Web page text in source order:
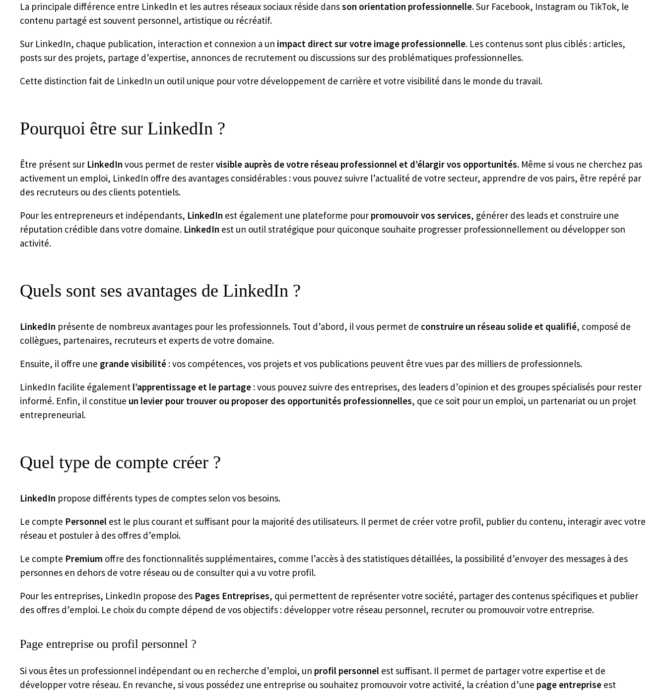
La principale différence entre LinkedIn et les autres réseaux sociaux réside dansson orientation professionnelle. Sur Facebook, Instagram ou TikTok, le
contenu partagé est souvent personnel, artistique ou récréatif.
Sur LinkedIn, chaque publication, interaction et connexion a un impact direct sur votre image professionnelle. Les contenus sont plus ciblés : articles,
posts sur des projets, partage d’expertise, annonces de recrutement ou discussions sur des problématiques professionnelles.
Cette distinction fait de LinkedIn un outil unique pour votre développement de carrière et votre visibilité dans le monde du travail.
Pourquoi être sur LinkedIn ?
Être présent sur LinkedIn vous permet de restervisible auprès de votre réseau professionnel et d’élargir vos opportunités. Même si vous ne cherchez pas
activement un emploi, LinkedIn offre des avantages considérables : vous pouvez suivre l’actualité de votre secteur, apprendre de vos pairs, être repéré par
des recruteurs ou des clients potentiels.
Pour les entrepreneurs et indépendants, LinkedIn est également une plateforme pour promouvoir vos services, générer des leads et construire une
réputation crédible dans votre domaine. LinkedIn est un outil stratégique pour quiconque souhaite progresser professionnellement ou développer son
activité.
Quels sont ses avantages de LinkedIn ?
LinkedIn présente de nombreux avantages pour les professionnels. Tout d’abord, il vous permet de construire un réseau solide et qualifié, composé de
collègues, partenaires, recruteurs et experts de votre domaine.
Ensuite, il offre une grande visibilité : vos compétences, vos projets et vos publications peuvent être vues par des milliers de professionnels.
LinkedIn facilite également l’apprentissage et le partage : vous pouvez suivre des entreprises, des leaders d’opinion et des groupes spécialisés pour rester
informé. Enfin, il constitue un levier pour trouver ou proposer des opportunités professionnelles, que ce soit pour un emploi, un partenariat ou un projet
entrepreneurial.
Quel type de compte créer ?
LinkedIn propose différents types de comptes selon vos besoins.
Le compte Personnel est le plus courant et suffisant pour la majorité des utilisateurs. Il permet de créer votre profil, publier du contenu, interagir avec votre
réseau et postuler à des offres d’emploi.
Le compte Premium offre des fonctionnalités supplémentaires, comme l’accès à des statistiques détaillées, la possibilité d’envoyer des messages à des
personnes en dehors de votre réseau ou de consulter qui a vu votre profil.
Pour les entreprises, LinkedIn propose des Pages Entreprises, qui permettent de représenter votre société, partager des contenus spécifiques et publier
des offres d’emploi. Le choix du compte dépend de vos objectifs : développer votre réseau personnel, recruter ou promouvoir votre entreprise.
Page entreprise ou profil personnel ?
Si vous êtes un professionnel indépendant ou en recherche d’emploi, un profil personnel est suffisant. Il permet de partager votre expertise et de
développer votre réseau. En revanche, si vous possédez une entreprise ou souhaitez promouvoir votre activité, la création d’une page entreprise est